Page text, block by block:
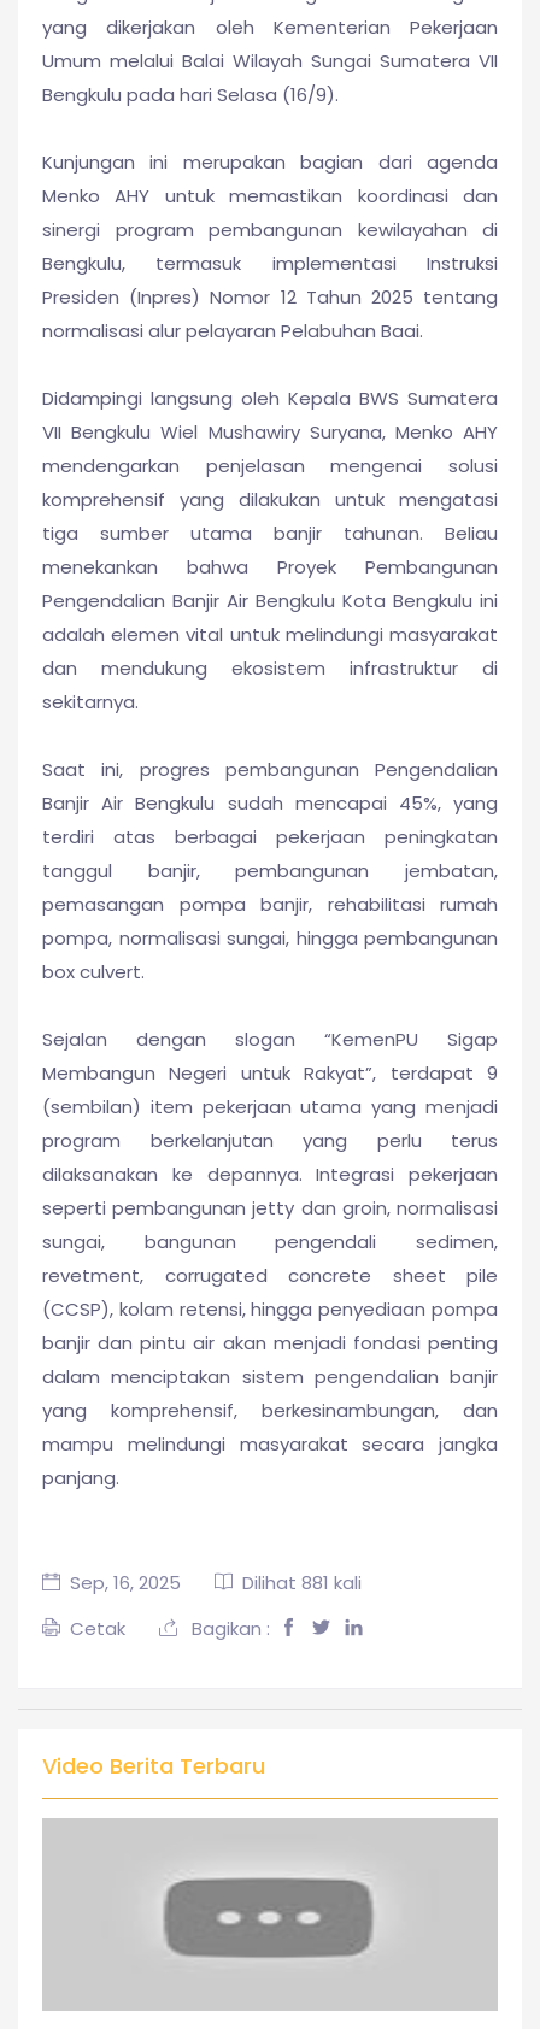
yang dikerjakan oleh Kementerian Pekerjaan
Umum melalui Balai Wilayah Sungai Sumatera VII
Bengkulu pada hari Selasa (16/9).
Kunjungan ini merupakan bagian dari agenda
Menko AHY untuk memastikan koordinasi dan
sinergi program pembangunan kewilayahan di
Bengkulu, termasuk implementasi Instruksi
Presiden (Inpres) Nomor 12 Tahun 2025 tentang
normalisasi alur pelayaran Pelabuhan Baai.
Didampingi langsung oleh Kepala BWS Sumatera
VII Bengkulu Wiel Mushawiry Suryana, Menko AHY
mendengarkan penjelasan mengenai solusi
komprehensif yang dilakukan untuk mengatasi
tiga sumber utama banjir tahunan. Beliau
menekankan bahwa Proyek Pembangunan
Pengendalian Banjir Air Bengkulu Kota Bengkulu ini
adalah elemen vital untuk melindungi masyarakat
dan mendukung ekosistem infrastruktur di
sekitarnya.
Saat ini, progres pembangunan Pengendalian
Banjir Air Bengkulu sudah mencapai 45%, yang
terdiri atas berbagai pekerjaan peningkatan
tanggul banjir, pembangunan jembatan,
pemasangan pompa banjir, rehabilitasi rumah
pompa, normalisasi sungai, hingga pembangunan
box culvert.
Sejalan dengan slogan “KemenPU Sigap
Membangun Negeri untuk Rakyat”, terdapat 9
(sembilan) item pekerjaan utama yang menjadi
program berkelanjutan yang perlu terus
dilaksanakan ke depannya. Integrasi pekerjaan
seperti pembangunan jetty dan groin, normalisasi
sungai, bangunan pengendali sedimen,
revetment, corrugated concrete sheet pile
(CCSP), kolam retensi, hingga penyediaan pompa
banjir dan pintu air akan menjadi fondasi penting
dalam menciptakan sistem pengendalian banjir
yang komprehensif, berkesinambungan, dan
mampu melindungi masyarakat secara jangka
panjang.
Sep, 16, 2025
Dilihat 881 kali
Cetak
Bagikan :
Video Berita Terbaru